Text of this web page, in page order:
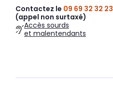
Contactez le 09 69 32 32 23
(appel non surtaxé)
Accès sourds
et malentendants